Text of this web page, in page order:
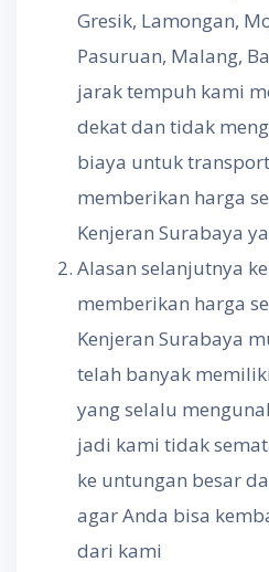
Gresik, Lamongan,
Pasuruan, Malang,
jarak tempuh kami
dekat dan tidak
biaya untuk
memberikan harga
Kenjeran Surabaya
Alasan selanjutnya
memberikan harga
Kenjeran Surabaya
telah banyak
yang selalu
jadi kami tidak
ke untungan besar
agar Anda bisa
dari kami